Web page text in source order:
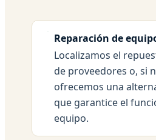
Reparación de
Localizamos el
de proveedores o, si
ofrecemos una
que garantice el
equipo.